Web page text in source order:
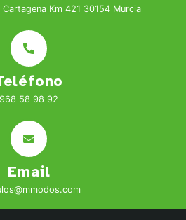
Km 421 30154 Murcia
968 58 98 92
Email